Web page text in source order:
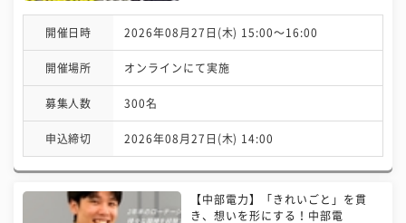
開催日時 2026年08月27日(木) 15:00〜16:00
開催場所 オンラインにて実施
募集人数 300名
申込締切 2026年08月27日(木) 14:00
【中部電力】「きれいごと」を貫
き、想いを形にする！中部電